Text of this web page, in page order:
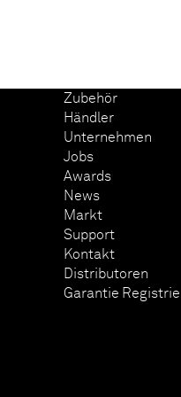
Zubehör
Händler
Unternehmen
Jobs
Awards
News
Markt
Support
Kontakt
Distributoren
Garantie